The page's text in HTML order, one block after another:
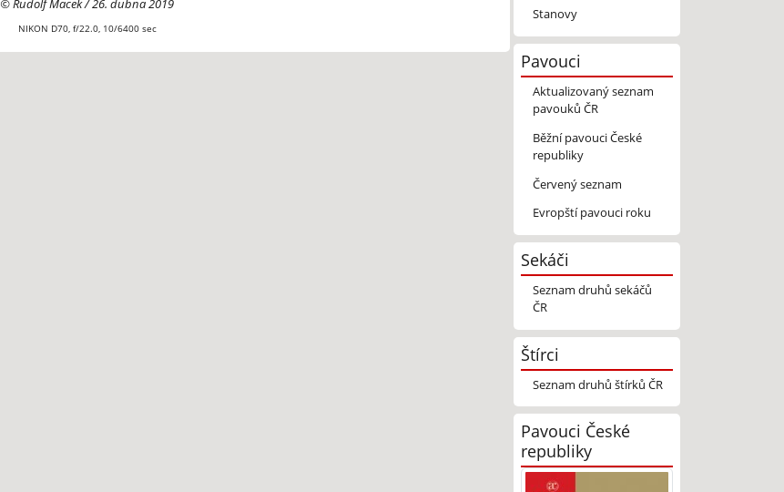
© Rudolf Macek / 26. dubna 2019
NIKON D70, f/22.0, 10/6400 sec
Stanovy
Pavouci
Aktualizovaný seznam
pavouků ČR
Běžní pavouci České
republiky
Červený seznam
Evropští pavouci roku
Sekáči
Seznam druhů sekáčů
ČR
Štírci
Seznam druhů štírků ČR
Pavouci České
republiky